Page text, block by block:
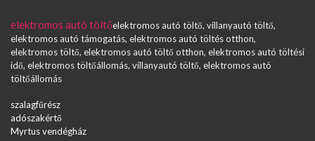
elektromos autó töltőelektromos autó töltő, villanyautó töltő,
elektromos autó támogatás, elektromos autó töltés otthon,
elektromos töltő, elektromos autó töltő otthon, elektromos autó töltési
idő, elektromos töltőállomás, villanyautó töltő, elektromos autó
töltőállomás
szalagfűrész
adószakértő
Myrtus vendégház